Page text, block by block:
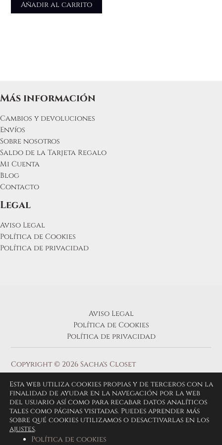
Añadir al carrito
Más información
Cambios y devoluciones
Envíos
Sobre nosotros
Saldo de la Tarjeta Regalo
Mi Cuenta
Blog
Contacto
Legal
Aviso Legal
Política de Cookies
Política de privacidad
Aviso Legal
Política de Cookies
Política de privacidad
Copyright © 2026 Sacha's Closet
Esta web utiliza cookies propias y de terceros con la
finalidad de ayudar en la navegación por la web
del usuario así como para recabar datos analíticos
tales como páginas visitadas. Puedes aprender más
sobre qué cookies utilizamos o desactivarlas en los
ajustes.
Política de cookies